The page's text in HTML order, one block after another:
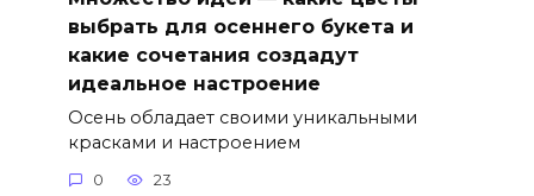
выбрать для осеннего букета и
какие сочетания создадут
идеальное настроение
Осень обладает своими уникальными
красками и настроением
0 23